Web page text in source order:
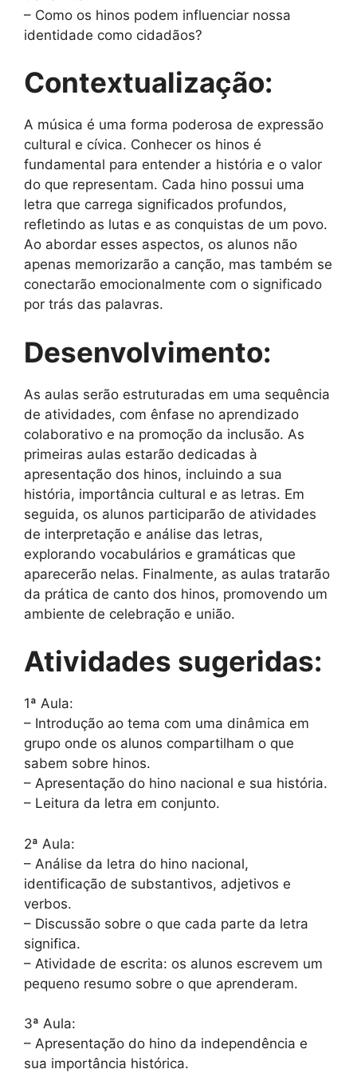
– Como os hinos podem influenciar nossa
identidade como cidadãos?
Contextualização:
A música é uma forma poderosa de expressão
cultural e cívica. Conhecer os hinos é
fundamental para entender a história e o valor
do que representam. Cada hino possui uma
letra que carrega significados profundos,
refletindo as lutas e as conquistas de um povo.
Ao abordar esses aspectos, os alunos não
apenas memorizarão a canção, mas também se
conectarão emocionalmente com o significado
por trás das palavras.
Desenvolvimento:
As aulas serão estruturadas em uma sequência
de atividades, com ênfase no aprendizado
colaborativo e na promoção da inclusão. As
primeiras aulas estarão dedicadas à
apresentação dos hinos, incluindo a sua
história, importância cultural e as letras. Em
seguida, os alunos participarão de atividades
de interpretação e análise das letras,
explorando vocabulários e gramáticas que
aparecerão nelas. Finalmente, as aulas tratarão
da prática de canto dos hinos, promovendo um
ambiente de celebração e união.
Atividades sugeridas:
1ª Aula:
– Introdução ao tema com uma dinâmica em
grupo onde os alunos compartilham o que
sabem sobre hinos.
– Apresentação do hino nacional e sua história.
– Leitura da letra em conjunto.
2ª Aula:
– Análise da letra do hino nacional,
identificação de substantivos, adjetivos e
verbos.
– Discussão sobre o que cada parte da letra
significa.
– Atividade de escrita: os alunos escrevem um
pequeno resumo sobre o que aprenderam.
3ª Aula:
– Apresentação do hino da independência e
sua importância histórica.